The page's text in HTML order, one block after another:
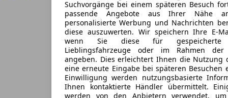
Suchvorgänge bei einem späteren Besuch
passende Angebote aus Ihrer Nähe
personalisierte Werbung und Nachrichten
diese auszuwerten. Wir speichern Ihre E-
wenn Sie diese für gespeicherte
Lieblingsfahrzeuge oder im Rahmen der
angeben. Dies erleichtert Ihnen die Nutzung
eine erneute Eingabe bei späteren
Einwilligung werden nutzungsbasierte
Ihnen kontaktierte Händler übermittelt.
werden von den Anbietern verwendet,